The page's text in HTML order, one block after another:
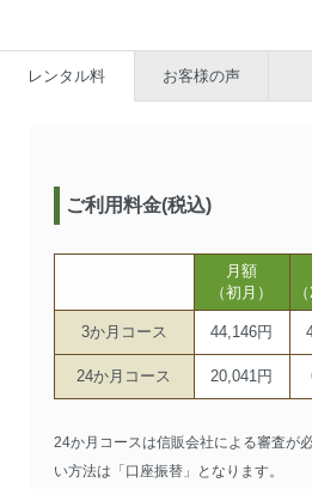
レンタル料 お客様の声
ご利用料金(税込)
月額
（初月）
3か月コース 44,146円
24か月コース 20,041円
24か月コースは信販会社による審査が
い方法は「口座振替」となります。